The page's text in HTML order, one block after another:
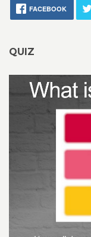
FACEBOOK
QUIZ